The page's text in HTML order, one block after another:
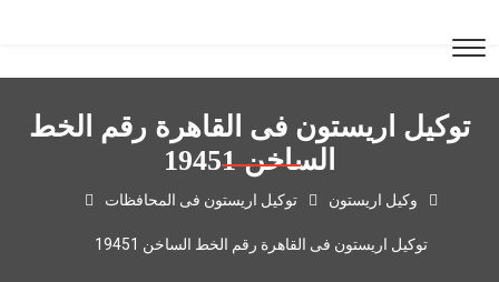
توكيل اريستون فى القاهرة رقم الخط
الساخن 19451
وكيل اريستون توكيل اريستون فى المحافظات
توكيل اريستون فى القاهرة رقم الخط الساخن 19451